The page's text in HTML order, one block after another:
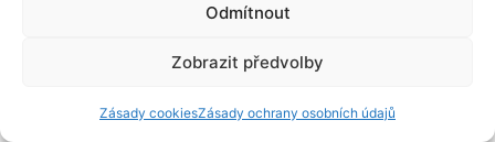
Odmítnout
Zobrazit předvolby
Zásady cookiesZásady ochrany osobních údajů